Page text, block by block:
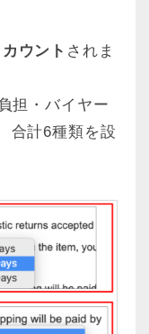
られるようにな
トダッシュセッ
ています。必要
利用ください。
ウント されま
担・バイヤー
合計6種類を設